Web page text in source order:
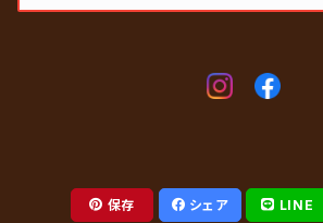
保存 シェア LINE